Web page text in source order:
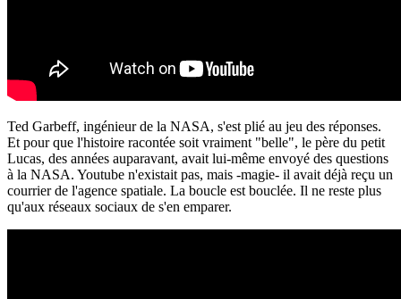
Ted Garbeff, ingénieur de la NASA, s'est plié au jeu des réponses.
Et pour que l'histoire racontée soit vraiment "belle", le père du petit
Lucas, des années auparavant, avait lui-même envoyé des questions
à la NASA. Youtube n'existait pas, mais -magie- il avait déjà reçu un
courrier de l'agence spatiale. La boucle est bouclée. Il ne reste plus
qu'aux réseaux sociaux de s'en emparer.